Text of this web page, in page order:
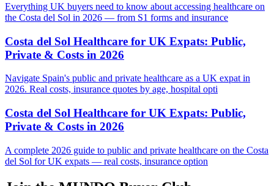
Everything UK buyers need to know about accessing healthcare on
the Costa del Sol in 2026 — from S1 forms and insurance
Costa del Sol Healthcare for UK Expats: Public,
Private & Costs in 2026
Navigate Spain's public and private healthcare as a UK expat in
2026. Real costs, insurance quotes by age, hospital opti
Costa del Sol Healthcare for UK Expats: Public,
Private & Costs in 2026
A complete 2026 guide to public and private healthcare on the Costa
del Sol for UK expats — real costs, insurance option